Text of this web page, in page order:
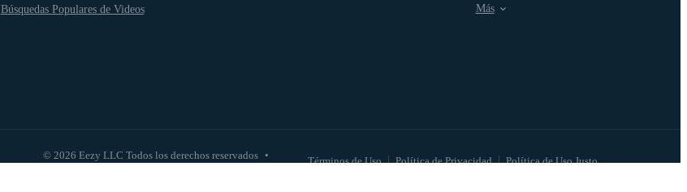
Búsquedas Populares de Videos
© 2026 Eezy LLC Todos los derechos reservados • Términos de Uso Política de Privacidad Política de Uso Justo
Más